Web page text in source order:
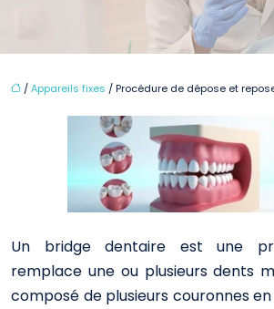
/Appareils fixes / Procédure de dépose et
Un bridge dentaire est une
remplace une ou plusieurs dents
composé de plusieurs couronnes